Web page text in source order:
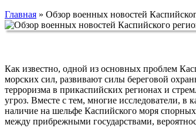
Главная » Обзор военных новостей
Как известно, одной из основных проблем
морских сил, развивают силы береговой
терроризма в прикаспийских регионах и
угроз. Вместе с тем, многие исследователи,
наличие на шельфе Каспийского моря
между прибрежными государствами,